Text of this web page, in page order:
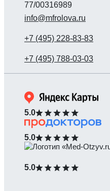
77/00316989
info@mfrolova.ru
5.0
5.0
5.0